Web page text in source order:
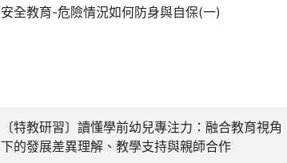
安全教育-危險情況如何防身與自保(一)
〔特教研習〕讀懂學前幼兒專注力：融合教育視角
下的發展差異理解、教學支持與親師合作